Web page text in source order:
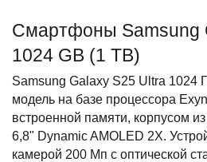
Смартфоны Samsung
1024 GB (1 TB)
Samsung Galaxy S25 Ultra 1024
модель на базе процессора
встроенной памяти, корпусом
6,8" Dynamic AMOLED 2X.
камерой 200 Мп с оптической